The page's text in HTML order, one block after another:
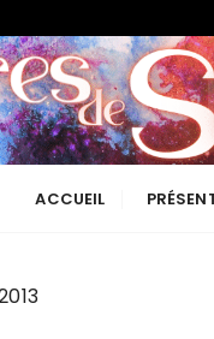
Les
ACCUEIL